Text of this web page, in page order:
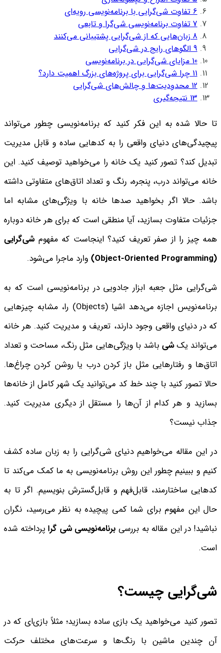
6 تفاوت شی‌گرایی با برنامه‌نویسی رویه‌ای
7 تفاوت برنامه‌نویسی شی‌گرا و تابعی
8 زبان‌هایی که از شی‌گرایی پشتیبانی می‌کنند
9 الگوهای رایج در شی‌گرایی
10 مزایای شی‌گرایی در برنامه‌نویسی
11 چرا شی‌گرایی برای پروژه‌های بزرگ اهمیت دارد؟
12 محدودیت‌ها و چالش‌های شی‌گرایی
13 نتیجه‌گیری
تا حالا شده به این فکر کنید که برنامه‌نویسی چطور می‌تواند
پیچیدگی‌های دنیای واقعی را به کدهایی ساده و قابل مدیریت
تبدیل کند؟ تصور کنید یک خانه را می‌خواهید توصیف کنید. این
خانه می‌تواند درب، پنجره، رنگ و تعداد اتاق‌های متفاوتی داشته
باشد. حالا اگر بخواهید صدها خانه با ویژگی‌های مشابه اما
جزئیات متفاوت بسازید، آیا منطقی است که برای هر خانه دوباره
همه چیز را از صفر تعریف کنید؟ اینجاست که مفهوم شی‌گرایی
(Object-Oriented Programming)
وارد ماجرا می‌شود.
شی‌گرایی مثل جعبه ابزار جادویی در برنامه‌نویسی است که به
برنامه‌نویس اجازه می‌دهد اشیا (Objects) را، مشابه چیزهایی
که در دنیای واقعی وجود دارند، تعریف و مدیریت کنید. هر خانه
می‌تواند یکشی باشد با ویژگی‌هایی مثل رنگ، مساحت و تعداد
اتاق‌ها و رفتارهایی مثل باز کردن درب یا روشن کردن چراغ‌ها.
حالا تصور کنید با چند خط کد می‌توانید یک شهر کامل از خانه‌ها
بسازید و هر کدام از آن‌ها را مستقل از دیگری مدیریت کنید.
جذاب نیست؟
در این مقاله می‌خواهیم دنیای شی‌گرایی را به زبان ساده کشف
کنیم و ببینیم چطور این روش برنامه‌نویسی به ما کمک می‌کند تا
کدهایی ساختارمند، قابل‌فهم و قابل‌گسترش بنویسیم. اگر تا به
حال این مفهوم برای شما کمی پیچیده به نظر می‌رسید، نگران
نباشید! در این مقاله به بررسی برنامه‌نویسی شی گراپرداخته شده
است.
شی‌گرایی چیست؟
تصور کنید می‌خواهید یک بازی ساده بسازید؛ مثلاً بازی‌ای که در
آن چندین ماشین با رنگ‌ها و سرعت‌های مختلف حرکت